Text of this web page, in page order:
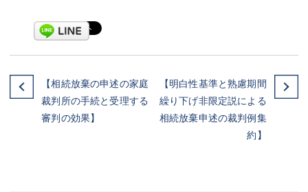
【相続放棄の申述の家庭
裁判所の手続と受理する
審判の効果】
【明白性基準と熟慮期間
繰り下げ非限定説による
相続放棄申述の裁判例集
約】